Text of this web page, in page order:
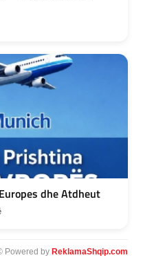
dhe Atdheut
Powered by ReklamaShqip.com